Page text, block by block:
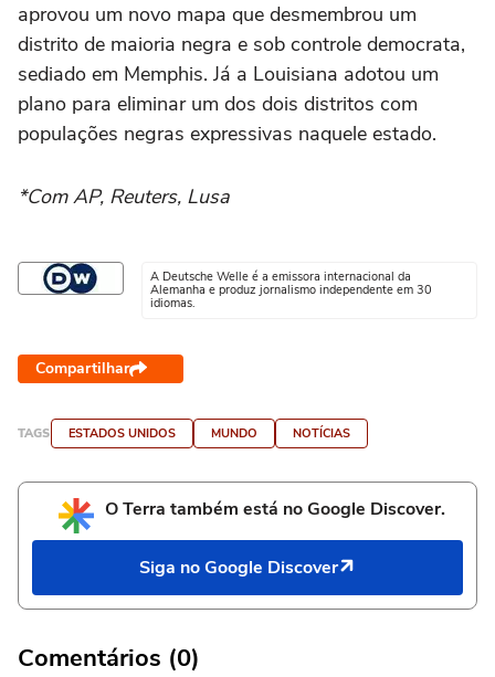
aprovou um novo mapa que desmembrou um
distrito de maioria negra e sob controle democrata,
sediado em Memphis. Já a Louisiana adotou um
plano para eliminar um dos dois distritos com
populações negras expressivas naquele estado.
*Com AP, Reuters, Lusa
A Deutsche Welle é a emissora internacional da
Alemanha e produz jornalismo independente em 30
idiomas.
Compartilhar
TAGS ESTADOS UNIDOS MUNDO NOTÍCIAS
O Terra também está no Google Discover.
Siga no Google Discover
Comentários (0)